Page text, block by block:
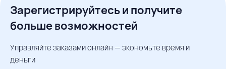
Зарегистрируйтесь и получите
больше возможностей
Управляйте заказами онлайн — экономьте время и
деньги